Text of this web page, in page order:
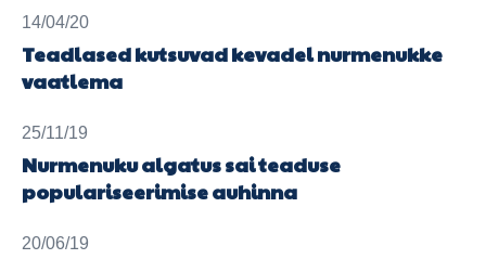
14/04/20
Teadlased kutsuvad kevadel nurmenukke
vaatlema
25/11/19
Nurmenuku algatus sai teaduse
populariseerimise auhinna
20/06/19